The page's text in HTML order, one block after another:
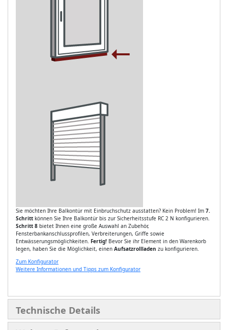
Sie möchten Ihre Balkontür mit Einbruchschutz ausstatten? Kein Problem! Im 7.
Schritt können Sie Ihre Balkontür bis zur Sicherheitsstufe RC 2 N konfigurieren.
Schritt 8 bietet Ihnen eine große Auswahl an Zubehör,
Fensterbankanschlussprofilen, Verbreiterungen, Griffe sowie
Entwässerungsmöglichkeiten. Fertig! Bevor Sie ihr Element in den Warenkorb
legen, haben Sie die Möglichkeit, einen Aufsatzrollladen zu konfigurieren.
Zum Konfigurator
Weitere Informationen und Tipps zum Konfigurator
Technische Details